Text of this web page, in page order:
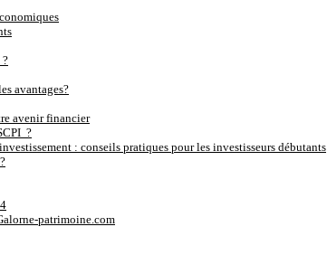
?
avantages?
avenir financier
?
: conseils pratiques pour les investisseurs débutants
patrimoine.com